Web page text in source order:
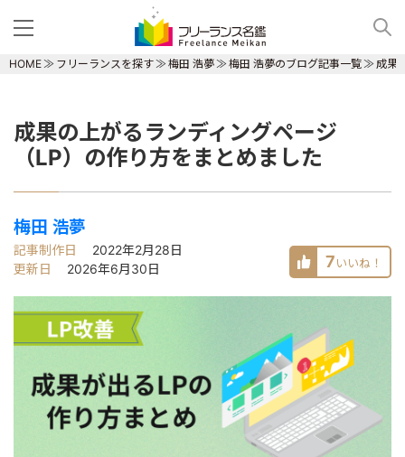
HOME フリーランスを探す 梅田 浩夢 梅田 浩夢のブログ記事一覧 成果
成果の上がるランディングページ
（LP）の作り方をまとめました
梅田 浩夢
記事制作日
2022年2月28日
更新日
2026年6月30日 7いいね！